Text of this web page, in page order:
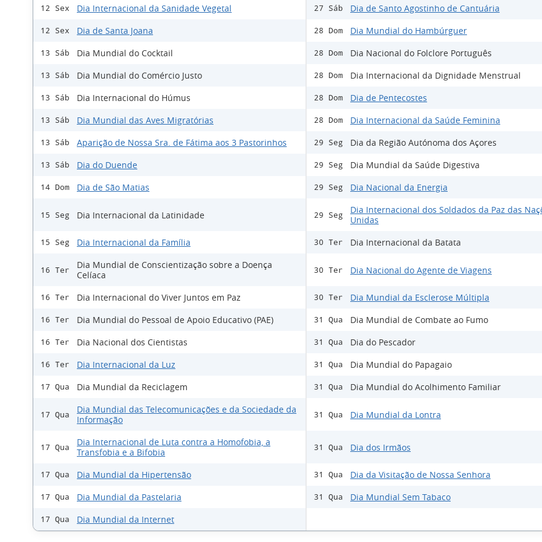
12 Sex Dia Internacional da Sanidade Vegetal
12 Sex Dia de Santa Joana
13 Sáb Dia Mundial do Cocktail
13 Sáb Dia Mundial do Comércio Justo
13 Sáb Dia Internacional do Húmus
13 Sáb Dia Mundial das Aves Migratórias
13 Sáb Aparição de Nossa Sra. de Fátima aos 3 Pastorinhos
13 Sáb Dia do Duende
14 Dom Dia de São Matias
15 Seg Dia Internacional da Latinidade
15 Seg Dia Internacional da Família
16 Ter
Dia Mundial de Conscientização sobre a Doença
Celíaca
16 Ter Dia Internacional do Viver Juntos em Paz
16 Ter Dia Mundial do Pessoal de Apoio Educativo (PAE)
16 Ter Dia Nacional dos Cientistas
16 Ter Dia Internacional da Luz
17 Qua Dia Mundial da Reciclagem
17 Qua
Dia Mundial das Telecomunicações e da Sociedade da
Informação
17 Qua
Dia Internacional de Luta contra a Homofobia, a
Transfobia e a Bifobia
17 Qua Dia Mundial da Hipertensão
17 Qua Dia Mundial da Pastelaria
17 Qua Dia Mundial da Internet
27 Sáb Dia de Santo Agostinho de Cantuária
28 Dom Dia Mundial do Hambúrguer
28 Dom Dia Nacional do Folclore Português
28 Dom Dia Internacional da Dignidade Menstrual
28 Dom Dia de Pentecostes
28 Dom Dia Internacional da Saúde Feminina
29 Seg Dia da Região Autónoma dos Açores
29 Seg Dia Mundial da Saúde Digestiva
29 Seg Dia Nacional da Energia
29 Seg
Dia Internacional dos Soldados da Paz das
Unidas
30 Ter Dia Internacional da Batata
30 Ter Dia Nacional do Agente de Viagens
30 Ter Dia Mundial da Esclerose Múltipla
31 Qua Dia Mundial de Combate ao Fumo
31 Qua Dia do Pescador
31 Qua Dia Mundial do Papagaio
31 Qua Dia Mundial do Acolhimento Familiar
31 Qua Dia Mundial da Lontra
31 Qua Dia dos Irmãos
31 Qua Dia da Visitação de Nossa Senhora
31 Qua Dia Mundial Sem Tabaco